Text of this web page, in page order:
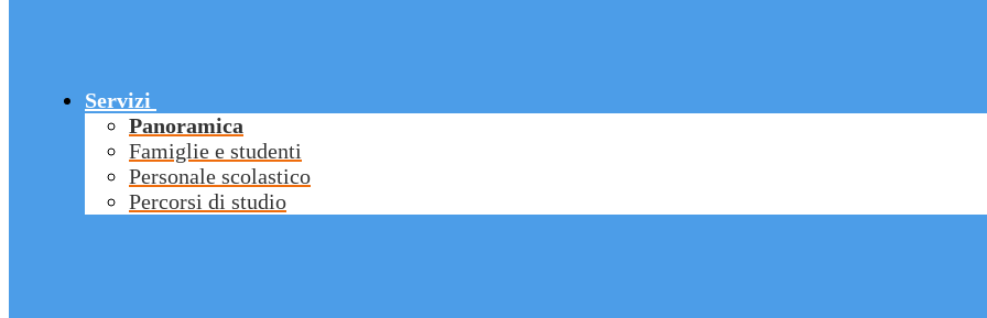
Servizi
Panoramica
Famiglie e studenti
Personale scolastico
Percorsi di studio